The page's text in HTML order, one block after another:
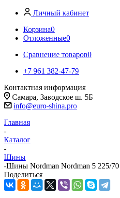
Личный кабинет
Корзина0
Отложенные0
Сравнение товаров0
+7 961 382-47-79
Контактная информация
Самара, Заводское ш. 5Б
info@euro-shina.pro
Главная
-
Каталог
-
Шины
-Шины Nordman Nordman 5 225/
Поделиться